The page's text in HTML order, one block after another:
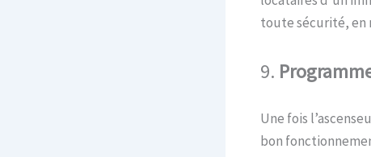
toute sécurité, en
9.
Une fois
bon